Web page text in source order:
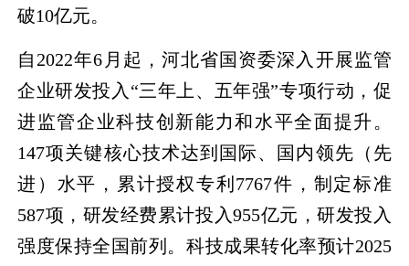
破10亿元。
自2022年6月起，河北省国资委深入开展监管
企业研发投入“三年上、五年强”专项行动，促
进监管企业科技创新能力和水平全面提升。
147项关键核心技术达到国际、国内领先（先
进）水平，累计授权专利7767件，制定标准
587项，研发经费累计投入955亿元，研发投入
强度保持全国前列。科技成果转化率预计2025